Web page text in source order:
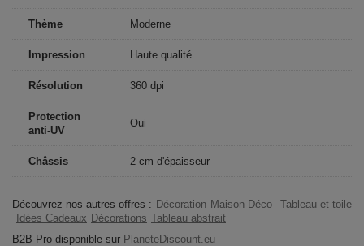
Thème Moderne
Impression Haute qualité
Résolution 360 dpi
Protection
anti-UV
Oui
Châssis 2 cm d'épaisseur
Découvrez nos autres offres : Décoration Maison Déco
Tableau et toile
Idées Cadeaux Décorations Tableau abstrait
B2B Pro disponible sur PlaneteDiscount.eu